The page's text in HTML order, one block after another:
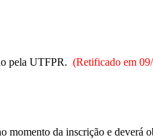
pela UTFPR. (Retificado em
da inscrição e deverá